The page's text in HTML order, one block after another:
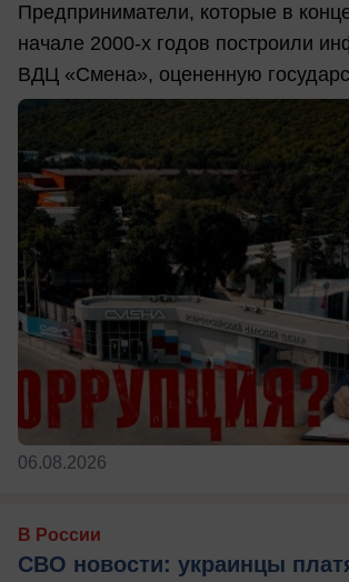
Предприниматели, которые в
начале 2000-х годов построили
ВДЦ «Смена», оцененную
06.08.2026
В России
СВО новости: украинцы